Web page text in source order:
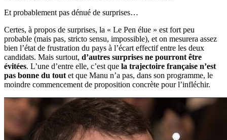
Et probablement pas dénué de surprises…
Certes, à propos de surprises, la « Le Pen élue » est fort peu
probable (mais pas, stricto sensu, impossible), et on mesurera assez
bien l’état de frustration du pays à l’écart effectif entre les deux
candidats. Mais surtout, d’autres surprises ne pourront être
évitées. L’une d’entre elle, c’est que la trajectoire française n’est
pas bonne du tout et que Manu n’a pas, dans son programme, le
moindre commencement de proposition concrète pour l’infléchir.